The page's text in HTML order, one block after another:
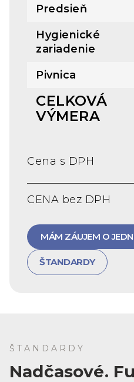
Predsieň
Hygienické
zariadenie
Pivnica
CELKOVÁ
VÝMERA
Cena s DPH
CENA bez DPH
MÁM ZÁUJEM O
ŠTANDARDY
ŠTANDARDY
Nadčasové.